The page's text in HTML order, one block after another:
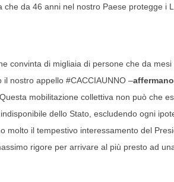
da 46 anni nel nostro Paese protegge i
convinta di migliaia di persone che da
il nostro appello #CACCIAUNNO –
mobilitazione collettiva non può che
dello Stato, escludendo ogni
molto il tempestivo interessamento del
rigore per arrivare al più presto ad